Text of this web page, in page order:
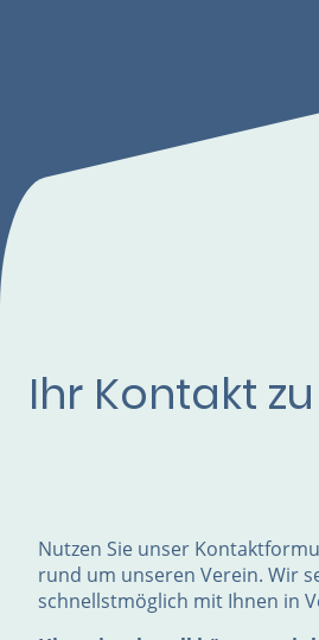
Ihr Kontakt zu
Nutzen Sie unser
rund um unseren Verein. Wir
schnellstmöglich mit Ihnen in